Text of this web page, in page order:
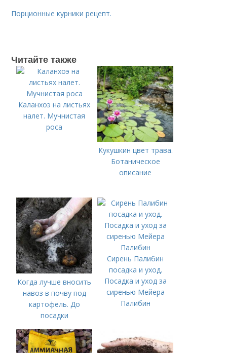
Порционные курники рецепт.
Читайте также
Каланхоэ на листьях
налет. Мучнистая
роса
Кукушкин цвет трава.
Ботаническое
описание
Когда лучше вносить
навоз в почву под
картофель. До
посадки
Сирень Палибин
посадка и уход.
Посадка и уход за
сиренью Мейера
Палибин